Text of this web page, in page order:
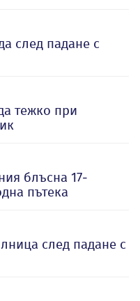
след падане с
тежко при
блъсна 17-
пътека
след падане с